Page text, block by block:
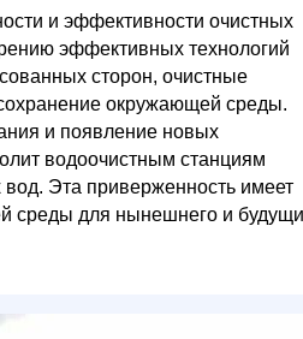
и эффективности очистных
эффективных технологий
сторон, очистные
окружающей среды.
и появление новых
водоочистным станциям
вод. Эта приверженность имеет
среды для нынешнего и